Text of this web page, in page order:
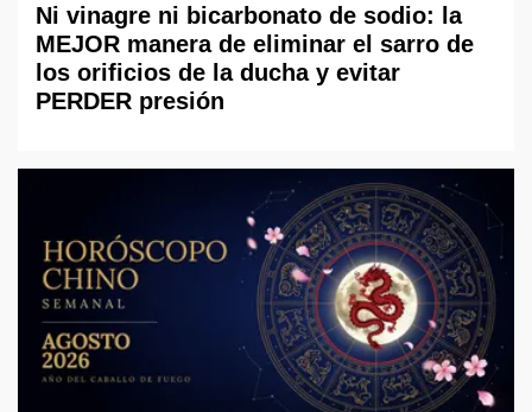
Ni vinagre ni bicarbonato de sodio: la
MEJOR manera de eliminar el sarro de
los orificios de la ducha y evitar
PERDER presión